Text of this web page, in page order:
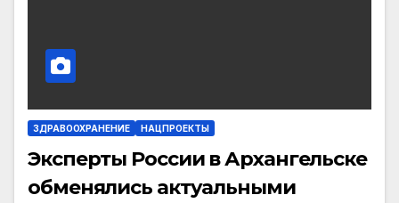
ЗДРАВООХРАНЕНИЕ НАЦПРОЕКТЫ
Эксперты России в Архангельске
обменялись актуальными